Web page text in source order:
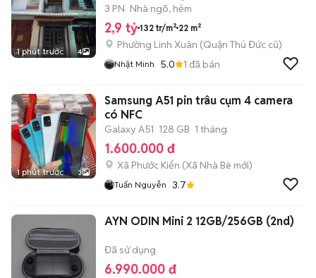
1 phút trước 4
nhỉ
3 PN Nhà ngõ, hẻm
2,9 tỷ 132 tr/m² 22 m²
Phường Linh Xuân (Quận Thủ Đức cũ)
Nhật Minh 5.0 1 đã bán
1 phút trước 3
Samsung A51 pin trâu cụm 4 camera
có NFC
Galaxy A51 128 GB 1 tháng
1.600.000 đ
Xã Phước Kiển (Xã Nhà Bè mới)
Tuấn Nguyễn 3.7
AYN ODIN Mini 2 12GB/256GB (2nd)
Đã sử dụng
6.990.000 đ